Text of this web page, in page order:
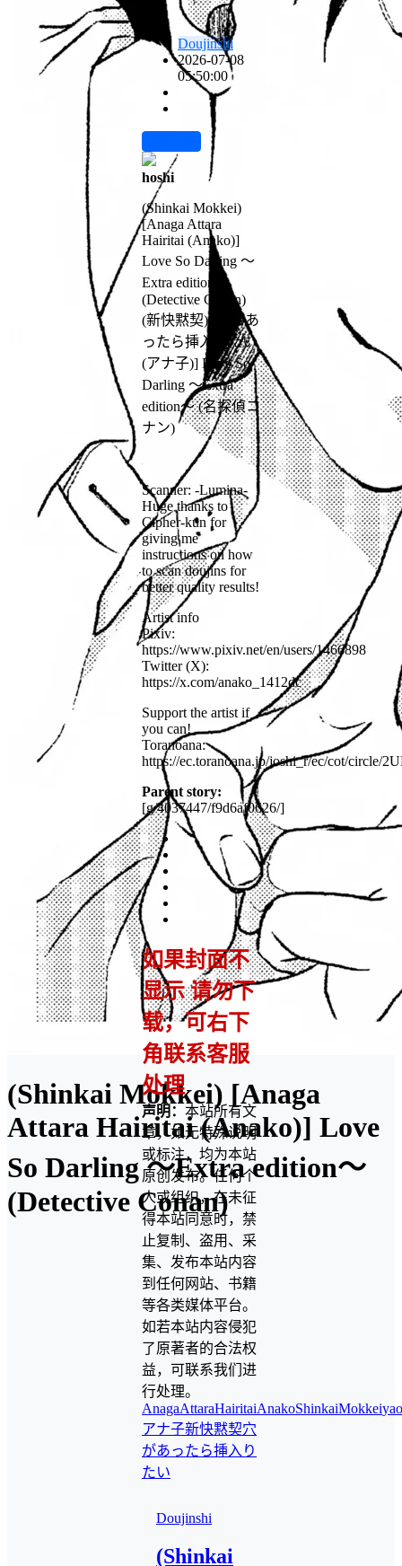
(Shinkai Mokkei) [Anaga
Attara Hairitai (Anako)] Love
So Darling ～Extra edition～
(Detective Conan)
Doujinshi
2026-07-08
05:50:00
hoshi
(Shinkai Mokkei)
[Anaga Attara
Hairitai (Anako)]
Love So Darling ～
Extra edition～
(Detective Conan)
(新快黙契) [穴があ
ったら挿入りたい
(アナ子)] Love So
Darling ～Extra
edition～ (名探偵コ
ナン)
Scanner: -Lumina-
Huge thanks to
Cipher-kun for
giving me
instructions on how
to scan doujins for
better quality results!
Artist info
Pixiv:
https://www.pixiv.net/en/users/1466898
Twitter (X):
https://x.com/anako_1412dc
Support the artist if
you can!
Toranoana:
https://ec.toranoana.jp/joshi_r/ec/cot/circle/
Parent story:
[g/4037447/f9d6af0626/]
如果封面不
显示 请勿下
载，可右下
角联系客服
处理
声明： 本站所有文
章，如无特殊说明
或标注，均为本站
原创发布。任何个
人或组织，在未征
得本站同意时，禁
止复制、盗用、采
集、发布本站内容
到任何网站、书籍
等各类媒体平台。
如若本站内容侵犯
了原著者的合法权
益，可联系我们进
行处理。
AnagaAttaraHairitaiAnakoShinkaiMokkei
アナ子新快黙契穴
があったら挿入り
たい
Doujinshi
(Shinkai